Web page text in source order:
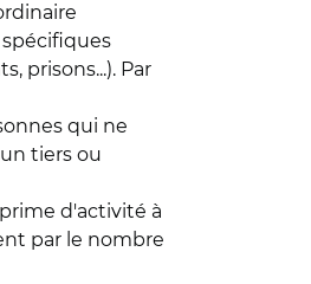
prisons...). Par
qui ne
tiers ou
d'activité à
par le nombre